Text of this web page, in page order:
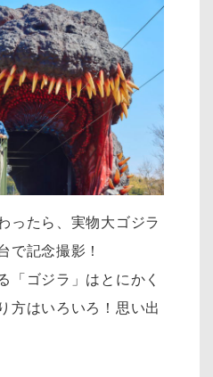
ったら、実物大ゴジラ
で記念撮影！
「ゴジラ」はとにかく
方はいろいろ！思い出